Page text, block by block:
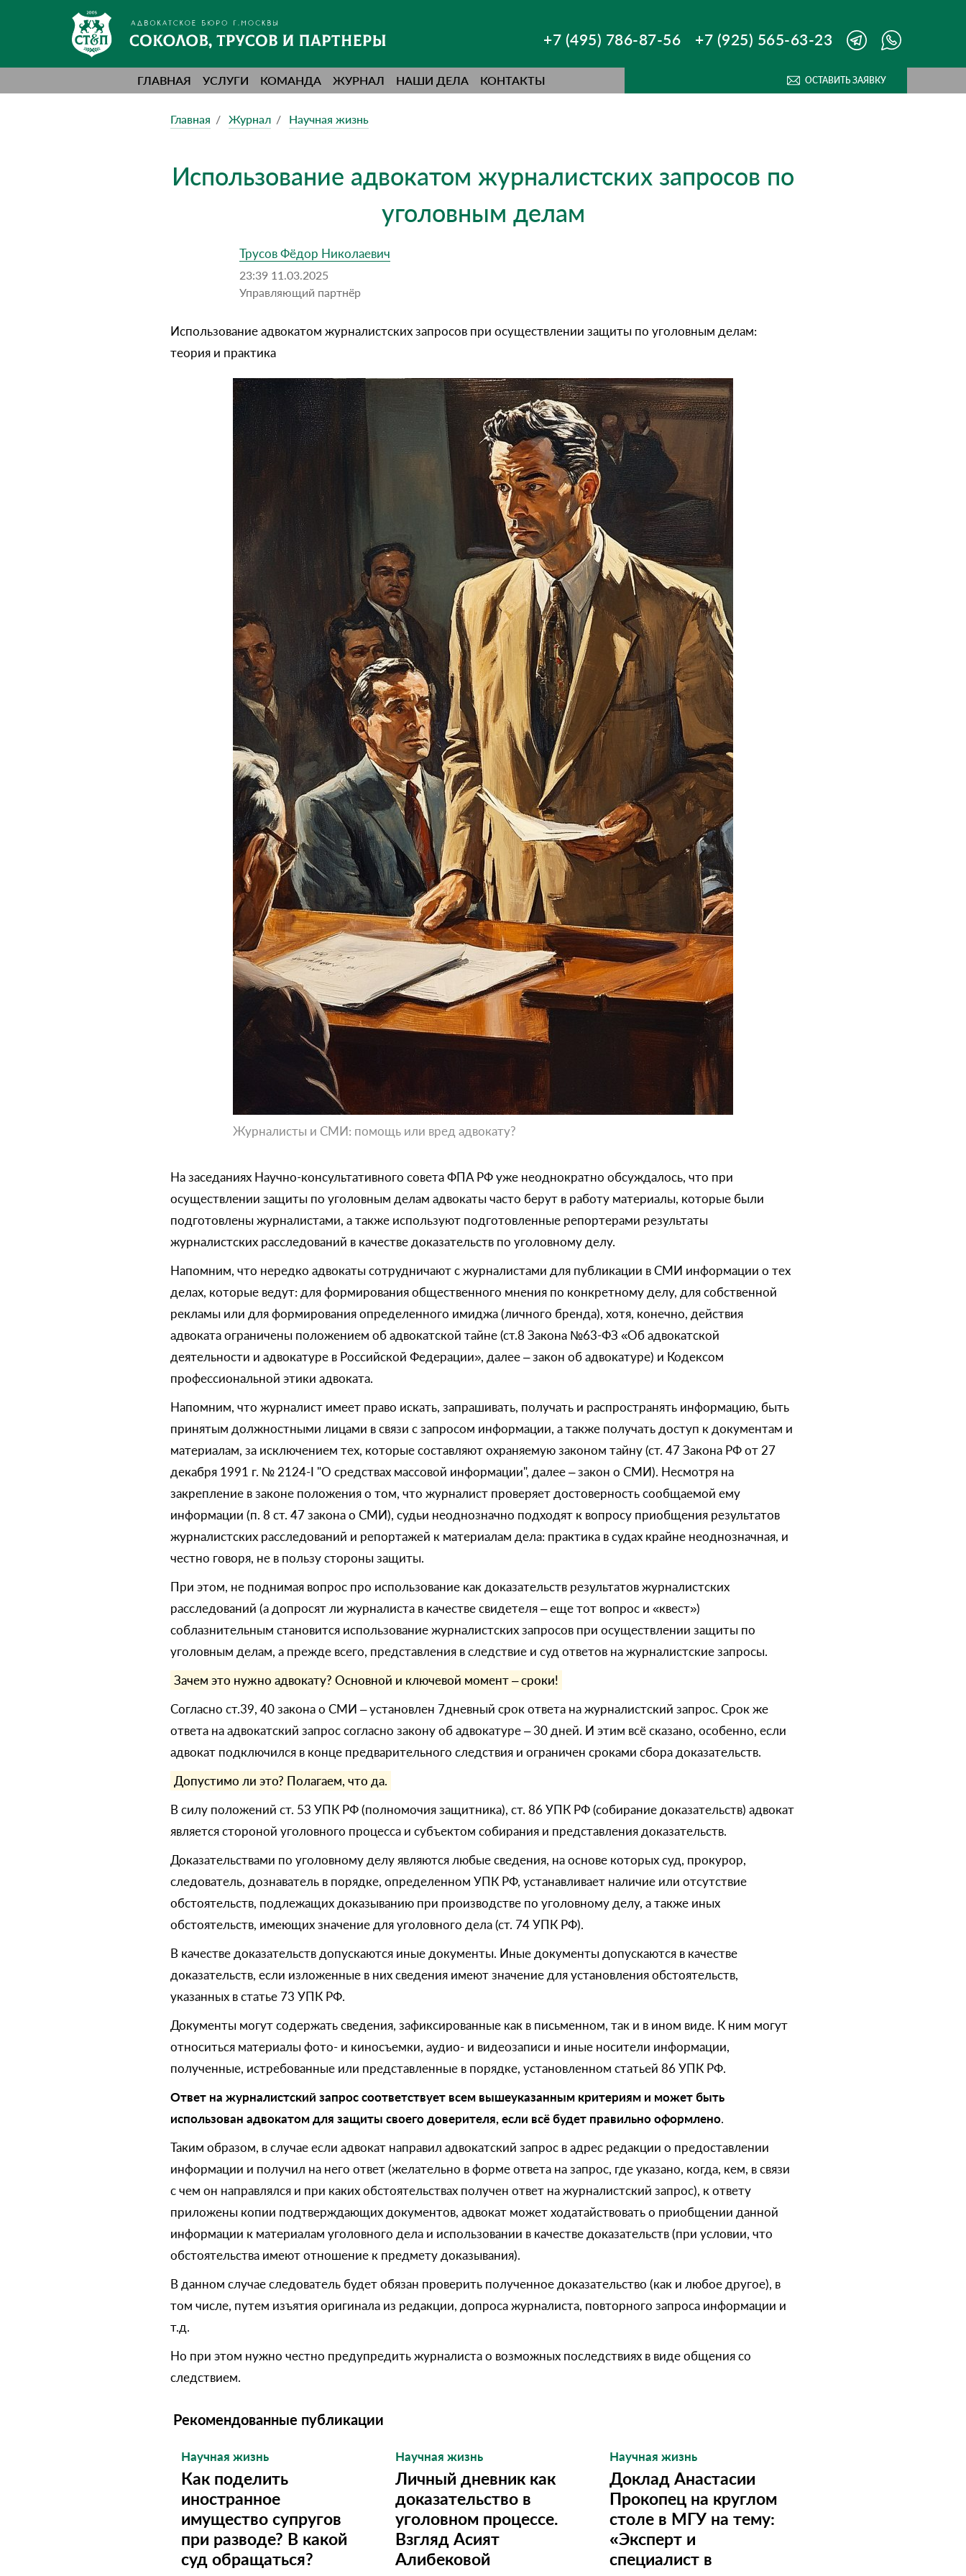
+7 (495) 786-87-56 +7 (925) 565-63-23
ГЛАВНАЯ УСЛУГИ КОМАНДА ЖУРНАЛ НАШИ ДЕЛА КОНТАКТЫ ОСТАВИТЬ ЗАЯВКУ
Главная Журнал Научная жизнь
Использование адвокатом журналистских запросов по
уголовным делам
Трусов Фёдор Николаевич
23:39 11.03.2025
Управляющий партнёр
Использование адвокатом журналистских запросов при осуществлении защиты по уголовным делам:
теория и практика
Журналисты и СМИ: помощь или вред адвокату?
На заседаниях Научно-консультативного совета ФПА РФ уже неоднократно обсуждалось, что при
осуществлении защиты по уголовным делам адвокаты часто берут в работу материалы, которые были
подготовлены журналистами, а также используют подготовленные репортерами результаты
журналистских расследований в качестве доказательств по уголовному делу.
Напомним, что нередко адвокаты сотрудничают с журналистами для публикации в СМИ информации о тех
делах, которые ведут: для формирования общественного мнения по конкретному делу, для собственной
рекламы или для формирования определенного имиджа (личного бренда), хотя, конечно, действия
адвоката ограничены положением об адвокатской тайне (ст.8 Закона №63-ФЗ «Об адвокатской
деятельности и адвокатуре в Российской Федерации», далее – закон об адвокатуре) и Кодексом
профессиональной этики адвоката.
Напомним, что журналист имеет право искать, запрашивать, получать и распространять информацию, быть
принятым должностными лицами в связи с запросом информации, а также получать доступ к документам и
материалам, за исключением тех, которые составляют охраняемую законом тайну (ст. 47 Закона РФ от 27
декабря 1991 г. № 2124-I "О средствах массовой информации", далее – закон о СМИ). Несмотря на
закрепление в законе положения о том, что журналист проверяет достоверность сообщаемой ему
информации (п. 8 ст. 47 закона о СМИ), судьи неоднозначно подходят к вопросу приобщения результатов
журналистских расследований и репортажей к материалам дела: практика в судах крайне неоднозначная, и
честно говоря, не в пользу стороны защиты.
При этом, не поднимая вопрос про использование как доказательств результатов журналистских
расследований (а допросят ли журналиста в качестве свидетеля – еще тот вопрос и «квест»)
соблазнительным становится использование журналистских запросов при осуществлении защиты по
уголовным делам, а прежде всего, представления в следствие и суд ответов на журналистские запросы.
Зачем это нужно адвокату? Основной и ключевой момент – сроки!
Согласно ст.39, 40 закона о СМИ – установлен 7дневный срок ответа на журналистский запрос. Срок же
ответа на адвокатский запрос согласно закону об адвокатуре – 30 дней. И этим всё сказано, особенно, если
адвокат подключился в конце предварительного следствия и ограничен сроками сбора доказательств.
Допустимо ли это? Полагаем, что да.
В силу положений ст. 53 УПК РФ (полномочия защитника), ст. 86 УПК РФ (собирание доказательств) адвокат
является стороной уголовного процесса и субъектом собирания и представления доказательств.
Доказательствами по уголовному делу являются любые сведения, на основе которых суд, прокурор,
следователь, дознаватель в порядке, определенном УПК РФ, устанавливает наличие или отсутствие
обстоятельств, подлежащих доказыванию при производстве по уголовному делу, а также иных
обстоятельств, имеющих значение для уголовного дела (ст. 74 УПК РФ).
В качестве доказательств допускаются иные документы. Иные документы допускаются в качестве
доказательств, если изложенные в них сведения имеют значение для установления обстоятельств,
указанных в статье 73 УПК РФ.
Документы могут содержать сведения, зафиксированные как в письменном, так и в ином виде. К ним могут
относиться материалы фото- и киносъемки, аудио- и видеозаписи и иные носители информации,
полученные, истребованные или представленные в порядке, установленном статьей 86 УПК РФ.
Ответ на журналистский запрос соответствует всем вышеуказанным критериям и может быть
использован адвокатом для защиты своего доверителя, если всё будет правильно оформлено.
Таким образом, в случае если адвокат направил адвокатский запрос в адрес редакции о предоставлении
информации и получил на него ответ (желательно в форме ответа на запрос, где указано, когда, кем, в связи
с чем он направлялся и при каких обстоятельствах получен ответ на журналистский запрос), к ответу
приложены копии подтверждающих документов, адвокат может ходатайствовать о приобщении данной
информации к материалам уголовного дела и использовании в качестве доказательств (при условии, что
обстоятельства имеют отношение к предмету доказывания).
В данном случае следователь будет обязан проверить полученное доказательство (как и любое другое), в
том числе, путем изъятия оригинала из редакции, допроса журналиста, повторного запроса информации и
т.д.
Но при этом нужно честно предупредить журналиста о возможных последствиях в виде общения со
следствием.
Рекомендованные публикации
Научная жизнь
Как поделить
иностранное
имущество супругов
при разводе? В какой
суд обращаться?
Научная жизнь
Личный дневник как
доказательство в
уголовном процессе.
Взгляд Асият
Алибековой
Научная жизнь
Доклад Анастасии
Прокопец на круглом
столе в МГУ на тему:
«Эксперт и
специалист в